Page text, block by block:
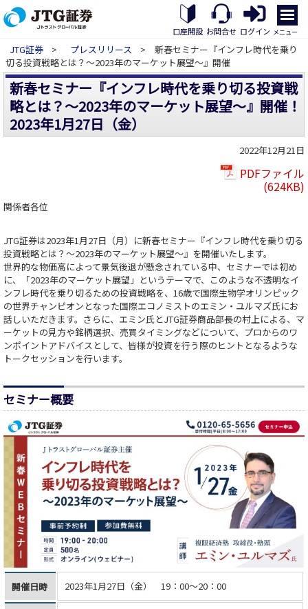
口座開設 お問合せ ログイン
メ
ニ
ュ
ー
開
く
メニュー
JTG証券 > プレスリリース
> 新春セミナー『インフレ時代を乗り
切る投資戦略とは？～2023年のマーケット展望～』開催
新春セミナー『インフレ時代を乗り切る投資戦
略とは？～2023年のマーケット展望～』開催！
2023年1月27日（金）
2022年12月21日
PDFファイル
(624KB)
関係者各位
JTG証券は2023年1月27日（月）に新春セミナー『インフレ時代を乗り切る
投資戦略とは？～2023年のマーケット展望～』を開催いたします。
世界的な物価高によって景気後退が懸念されている中、セミナーでは初め
に、「2023年のマーケット展望」というテーマで、このような不透明なイ
ンフレ時代を乗り切るための投資戦略を、16歳で国際生物学オリンピック
の世界チャンピオンとなった国際エコノミストのエミン・ユルマズ氏にお
話しいただきます。さらに、エミン氏とJTG証券商品部長の村上による、マ
ーケットの見方や銘柄選択、売買タイミングなどについて、プロからのワ
ンポイントアドバイスとして、皆様が投資を行う際のヒントとなるような
トークセッションを行います。
セミナー概要
開催日時 2023年1月27日（金） 19：00～20：00